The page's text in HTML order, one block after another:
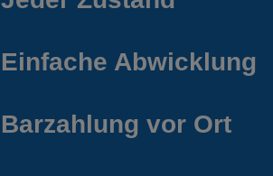
Einfache Abwicklung
Barzahlung vor Ort